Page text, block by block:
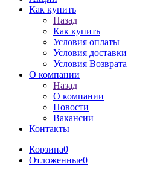
Как купить
Назад
Как купить
Условия оплаты
Условия доставки
Условия Возврата
О компании
Назад
О компании
Новости
Вакансии
Контакты
Корзина0
Отложенные0